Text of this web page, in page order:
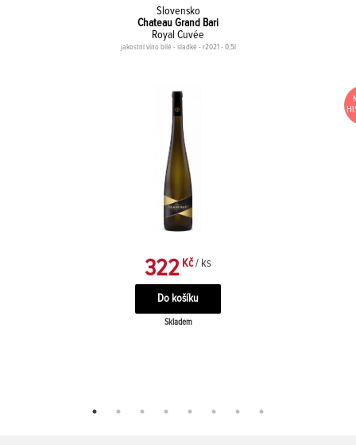
Slovensko
Chateau Grand Bari
Royal Cuvée
jakostní víno bílé - sladké - r2021 - 0,5l
322 Kč / ks
Skladem